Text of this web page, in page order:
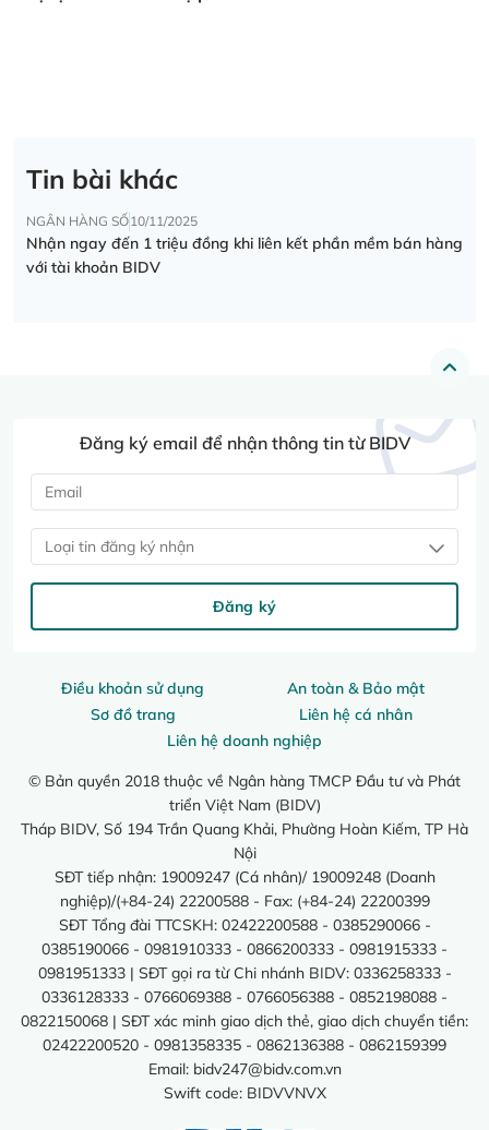
Tin bài khác
NGÂN HÀNG SỐ10/11/2025
Nhận ngay đến 1 triệu đồng khi liên kết phần mềm bán hàng
với tài khoản BIDV
Điều khoản sử dụng
An toàn & Bảo mật
Sơ đồ trang
Liên hệ cá nhân
Liên hệ doanh nghiệp
© Bản quyền 2018 thuộc về Ngân hàng TMCP Đầu tư và Phát
triển Việt Nam (BIDV)
Tháp BIDV, Số 194 Trần Quang Khải, Phường Hoàn Kiếm, TP Hà
Nội
SĐT tiếp nhận: 19009247 (Cá nhân)/ 19009248 (Doanh
nghiệp)/(+84-24) 22200588 - Fax: (+84-24) 22200399
SĐT Tổng đài TTCSKH: 02422200588 - 0385290066 -
0385190066 - 0981910333 - 0866200333 - 0981915333 -
0981951333 | SĐT gọi ra từ Chi nhánh BIDV: 0336258333 -
0336128333 - 0766069388 - 0766056388 - 0852198088 -
0822150068 | SĐT xác minh giao dịch thẻ, giao dịch chuyển tiền:
02422200520 - 0981358335 - 0862136388 - 0862159399
Email: bidv247@bidv.com.vn
Swift code: BIDVVNVX
Đăng ký email để nhận thông tin từ BIDV
Loại tin đăng ký nhận
Đăng ký